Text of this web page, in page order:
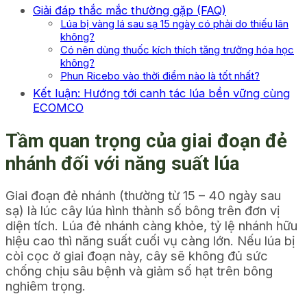
Giải đáp thắc mắc thường gặp (FAQ)
Lúa bị vàng lá sau sạ 15 ngày có phải do thiếu lân
không?
Có nên dùng thuốc kích thích tăng trưởng hóa học
không?
Phun Ricebo vào thời điểm nào là tốt nhất?
Kết luận: Hướng tới canh tác lúa bền vững cùng
ECOMCO
Tầm quan trọng của giai đoạn đẻ
nhánh đối với năng suất lúa
Giai đoạn đẻ nhánh (thường từ 15 – 40 ngày sau
sạ) là lúc cây lúa hình thành số bông trên đơn vị
diện tích. Lúa đẻ nhánh càng khỏe, tỷ lệ nhánh hữu
hiệu cao thì năng suất cuối vụ càng lớn. Nếu lúa bị
còi cọc ở giai đoạn này, cây sẽ không đủ sức
chống chịu sâu bệnh và giảm số hạt trên bông
nghiêm trọng.